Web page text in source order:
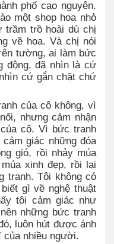
phố cao nguyên.
một shop hoa nhỏ
trồ hoài dù chị
về hoa. Và chị nói
tường, ai làm bức
động, đã nhìn là cứ
cứ gắn chặt chứ
của cô không, vì
nhưng cảm nhận
cô. Vì bức tranh
giác những đóa
gió, rồi nhảy múa
xinh đẹp, rồi lại
tranh. Tôi không có
gì về nghệ thuật
tôi cảm giác như
những bức tranh
luôn hút được ánh
của nhiều người.